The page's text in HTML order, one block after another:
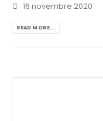
16 novembre 2020
READ MORE...